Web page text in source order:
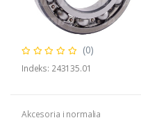
(0)
Indeks: 243135.01
Akcesoria i normalia